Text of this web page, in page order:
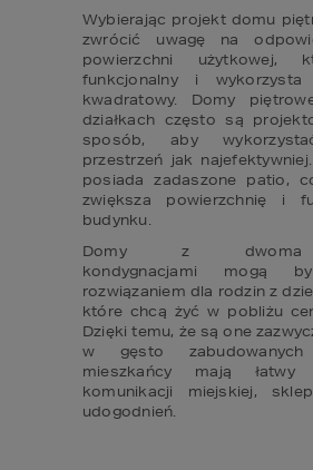
Wybierając projekt domu
zwrócić uwagę na
powierzchni użytkowej,
funkcjonalny i
kwadratowy. Domy
działkach często są
sposób, aby
przestrzeń jak
posiada zadaszone patio,
zwiększa powierzchnię i
budynku.
Domy z dwoma
kondygnacjami mogą
rozwiązaniem dla rodzin z
które chcą żyć w pobliżu
Dzięki temu, że są one
w gęsto zabudowanych
mieszkańcy mają
komunikacji miejskiej,
udogodnień.